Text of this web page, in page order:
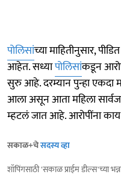
पोलिसांच्या माहितीनुसार,
आहेत. सध्यापोलिसांकडून
सुरु आहे. दरम्यान पुन्हा एकदा
आला असून आता महिला
म्हटलं जात आहे. आरोपींना काय
सकाळ+चेसदस्य व्हा
शॉपिंगसाठी 'सकाळ प्राईम डील्स'च्या